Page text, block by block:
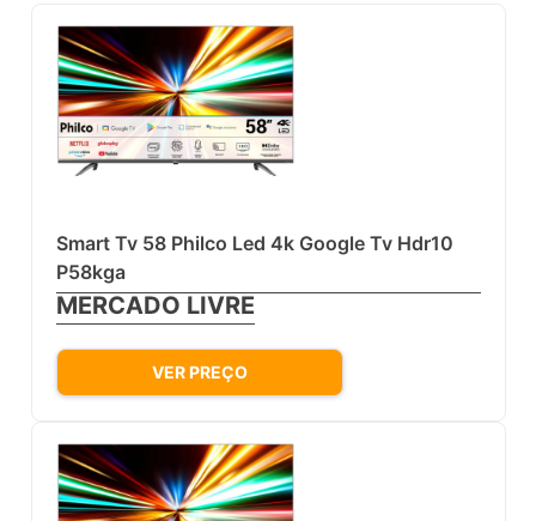
Smart Tv 58 Philco Led 4k Google Tv Hdr10
P58kga
MERCADO LIVRE
VER PREÇO